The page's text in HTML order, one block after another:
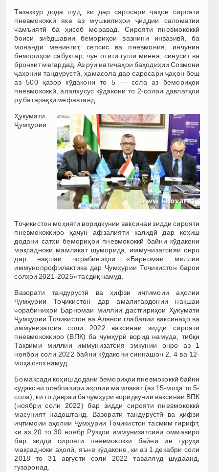
Тазаккур дода шуд, ки дар саросари ҷаҳон сирояти
пневмококкӣ яке аз мушкилиҳои ҷиддии саломатии
чамъиятӣ ба ҳисоб меравад. Сирояти пневмококкӣ
боиси зиёдшавии бемориҳои вазнини инвазивӣ, ба
монанди менингит, сепсис ва пневмония, инчунин
бемориҳои сабуктар, чун отити гӯши миёна, синусит ва
бронхит мегардад. Аз рӯи натиҷаҳои баҳодиҳии Созмони
ҷаҳонии тандурустӣ, ҳамасола дар саросари ҷаҳон беш
аз 500 ҳазор кӯдакони то 5 — сола аз бемориҳои
пневмококкӣ, алалхусус кӯдакони то 2-солаи давлатҳои
рӯ батараққӣ мефавтанд.
Ҳукумати
Ҷумҳурии
Тоҷикистон моҳияти воридкунии ваксинаи зидди сирояти
пневмококкиро ҳачун афзалияти калидӣ дар коҳиш
додани сатҳи бемориҳои пневмококкӣ байни кӯдакони
мақсадноки мамлакат шуморида, иммунизатсияи онро
дар нақшаи чорабиниҳои «Барномаи миллии
иммунопрофилактика дар Ҷумҳурии Тоҷикистон барои
солҳои 2021-2025» тасдиқ намуд.
Вазорати тандурустӣ ва ҳифзи иҷтимоии аҳолии
Ҷумҳурии Тоҷикистон дар амалигардонии нақшаи
чорабиниҳои Барномаи миллии дастгириҳои Ҳукумати
Ҷумҳурии Точикистон ва Алянси глабалии ваксинаҳо ва
иммунизатсия соли 2022 ваксинаи зидди сирояти
пневмококкиро (ВПК) ба ҷумҳурӣ ворид намуда, тибқи
Тақвими миллии иммунизатсия эмкунии онро аз 1
ноябри соли 2022 байни кӯдакони синнашон 2, 4 ва 12-
моҳа оғоз намуд.
Бо мақсади коҳиш додани бемориҳои пневмококкӣ байни
кӯдакони осебпазири аҳолии мамлакат (аз 15-моҳа то 5-
сола), ки то давраи ба ҷумҳурӣ воридкунии ваксинаи ВПК
(ноябри соли 2022) бар зидди сирояти пневмококкӣ
масуният надоштанд, Вазорати тандурустӣ ва ҳифзи
иҷтимоии аҳолии Ҷумҳурии Тоҷикистон тасмим гирифт,
ки аз 20 то 30 ноябр Рӯзҳои иммунизатсияи оммавиро
бар зидди сирояти пневмококкӣ байни ин гурӯҳи
мақсадноки аҳолӣ, яъне кӯдаконе, ки аз 1 декабри соли
2018 то 31 августи соли 2022 таваллуд шудаанд,
гузаронад.